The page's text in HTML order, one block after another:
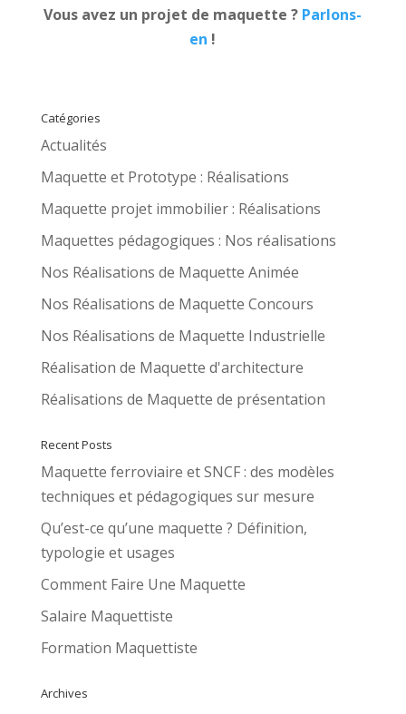
Vous avez un projet de maquette ? Parlons-
en !
Catégories
Actualités
Maquette et Prototype : Réalisations
Maquette projet immobilier : Réalisations
Maquettes pédagogiques : Nos réalisations
Nos Réalisations de Maquette Animée
Nos Réalisations de Maquette Concours
Nos Réalisations de Maquette Industrielle
Réalisation de Maquette d'architecture
Réalisations de Maquette de présentation
Recent Posts
Maquette ferroviaire et SNCF : des modèles
techniques et pédagogiques sur mesure
Qu’est-ce qu’une maquette ? Définition,
typologie et usages
Comment Faire Une Maquette
Salaire Maquettiste
Formation Maquettiste
Archives